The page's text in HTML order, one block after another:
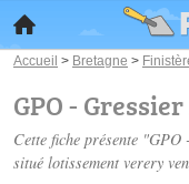
Accueil > Bretagne >
GPO -
Cette fiche présente
situé lotissement verery ven